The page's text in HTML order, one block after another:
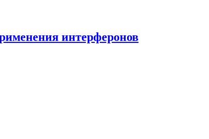
интерферонов